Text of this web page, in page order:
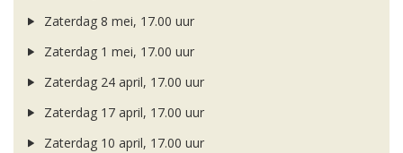
Zaterdag 8 mei, 17.00 uur
Zaterdag 1 mei, 17.00 uur
Zaterdag 24 april, 17.00 uur
Zaterdag 17 april, 17.00 uur
Zaterdag 10 april, 17.00 uur